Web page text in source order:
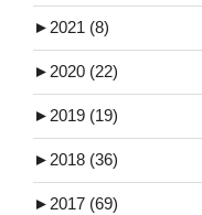
►2021 (8)
►2020 (22)
►2019 (19)
►2018 (36)
►2017 (69)